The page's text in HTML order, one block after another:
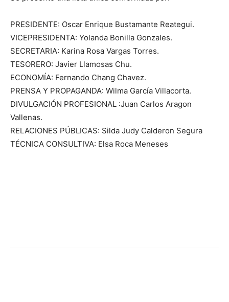
PRESIDENTE: Oscar Enrique Bustamante Reategui.
VICEPRESIDENTA: Yolanda Bonilla Gonzales.
SECRETARIA: Karina Rosa Vargas Torres.
TESORERO: Javier Llamosas Chu.
ECONOMÍA: Fernando Chang Chavez.
PRENSA Y PROPAGANDA: Wilma García Villacorta.
DIVULGACIÓN PROFESIONAL :Juan Carlos Aragon
Vallenas.
RELACIONES PÚBLICAS: Silda Judy Calderon Segura
TÉCNICA CONSULTIVA: Elsa Roca Meneses